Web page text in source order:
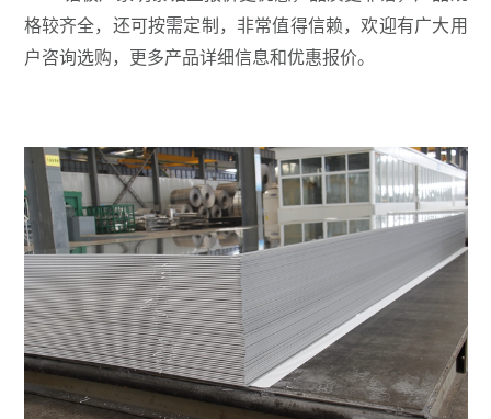
格较齐全，还可按需定制，非常值得信赖，欢迎有广大用
户咨询选购，更多产品详细信息和优惠报价。